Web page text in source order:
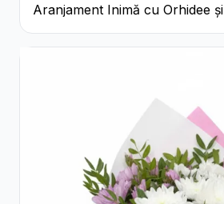
Aranjament Inimă cu Orhidee și
Floarea Miresei